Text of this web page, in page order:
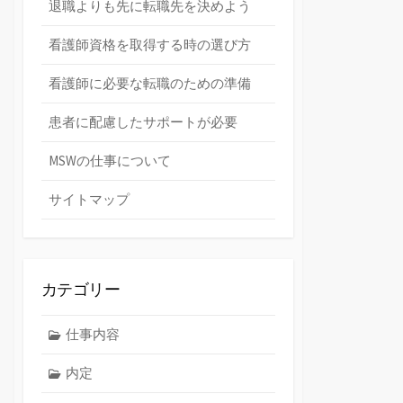
退職よりも先に転職先を決めよう
看護師資格を取得する時の選び方
看護師に必要な転職のための準備
患者に配慮したサポートが必要
MSWの仕事について
サイトマップ
カテゴリー
仕事内容
内定